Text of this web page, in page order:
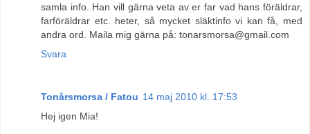
samla info. Han vill gärna veta av er far vad hans föräldrar,
farföräldrar etc. heter, så mycket släktinfo vi kan få, med
andra ord. Maila mig gärna på: tonarsmorsa@gmail.com
Svara
Tonårsmorsa / Fatou 14 maj 2010 kl. 17:53
Hej igen Mia!